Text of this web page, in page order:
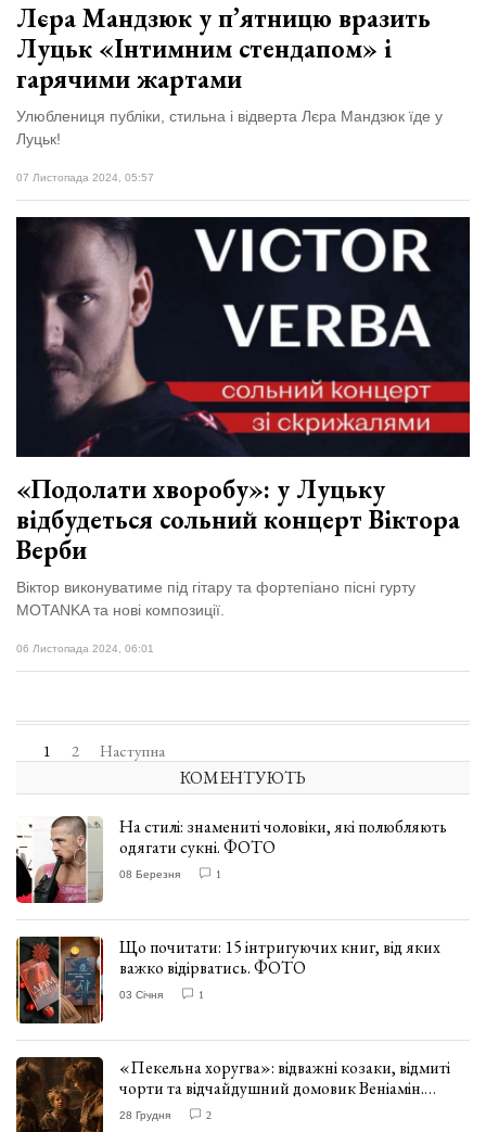
Лєра Мандзюк у п’ятницю вразить
Луцьк «Інтимним стендапом» і
гарячими жартами
Улюблениця публіки, стильна і відверта Лєра Мандзюк їде у
Луцьк!
07 Листопада 2024, 05:57
«Подолати хворобу»: у Луцьку
відбудеться сольний концерт Віктора
Верби
Віктор виконуватиме під гітару та фортепіано пісні гурту
MOTANKA та нові композиції.
06 Листопада 2024, 06:01
1 2 Наступна
КОМЕНТУЮТЬ
На стилі: знамениті чоловіки, які полюбляють
одягати сукні. ФОТО
08 Березня 1
Що почитати: 15 інтригуючих книг, від яких
важко відірватись. ФОТО
03 Січня 1
«Пекельна хоругва»: відважні козаки, відмиті
чорти та відчайдушний домовик Веніамін.
ВІДГУК
28 Грудня 2